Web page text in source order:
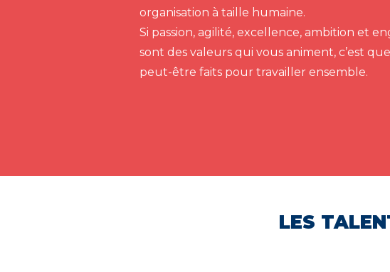
organisation à taille humaine.
Si passion, agilité, excellence, ambition et
sont des valeurs qui vous animent, c’est
peut-être faits pour travailler ensemble.
LES